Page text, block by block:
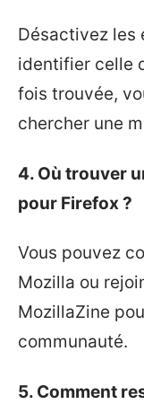
Désactivez les
identifier celle
fois trouvée,
chercher une
4. Où trouver
pour Firefox ?
Vous pouvez
Mozilla ou
MozillaZine
communauté.
5. Comment